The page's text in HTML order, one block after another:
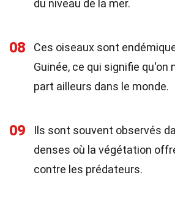
du niveau de la mer.
08
Ces oiseaux sont
Guinée, ce qui signifie qu'on
part ailleurs dans le monde.
09
Ils sont souvent observés
denses où la végétation
contre les prédateurs.